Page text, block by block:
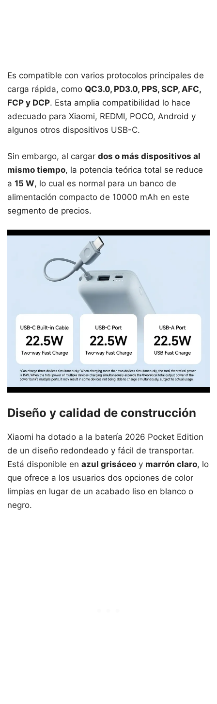
Es compatible con varios protocolos principales de
carga rápida, como QC3.0, PD3.0, PPS, SCP, AFC,
FCP y DCP. Esta amplia compatibilidad lo hace
adecuado para Xiaomi, REDMI, POCO, Android y
algunos otros dispositivos USB-C.
Sin embargo, al cargar dos o más dispositivos al
mismo tiempo, la potencia teórica total se reduce
a 15 W, lo cual es normal para un banco de
alimentación compacto de 10000 mAh en este
segmento de precios.
Diseño y calidad de construcción
Xiaomi ha dotado a la batería 2026 Pocket Edition
de un diseño redondeado y fácil de transportar.
Está disponible en azul grisáceo y marrón claro, lo
que ofrece a los usuarios dos opciones de color
limpias en lugar de un acabado liso en blanco o
negro.